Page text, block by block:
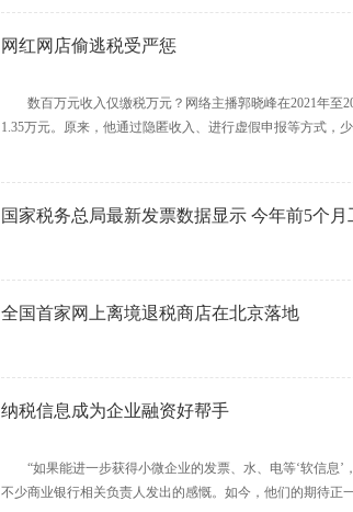
网红网店偷逃税受严惩
数百万元收入仅缴税万元？网络主播郭晓峰在2021年至
1.35万元。原来，他通过隐匿收入、进行虚假申报等方式，
国家税务总局最新发票数据显示 今年前5个
全国首家网上离境退税商店在北京落地
纳税信息成为企业融资好帮手
“如果能进一步获得小微企业的发票、水、电等‘软信息’
不少商业银行相关负责人发出的感慨。如今，他们的期待